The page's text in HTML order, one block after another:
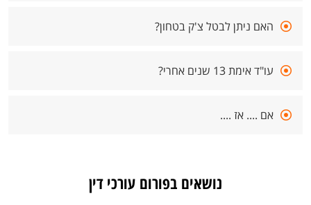
האם ניתן לבטל צ'ק בטחון?
עו"ד אימת 13 שנים אחרי?
אם .... אז ....
נושאים בפורום עורכי דין